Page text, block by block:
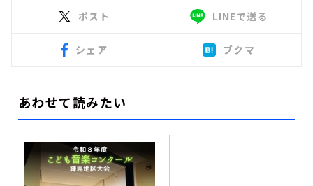
ポスト LINEで送る
シェア ブクマ
あわせて読みたい